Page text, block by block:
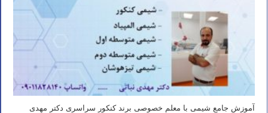
آموزش جامع شیمی با معلم خصوصی برند کنکور سراسری دکتر مهدی